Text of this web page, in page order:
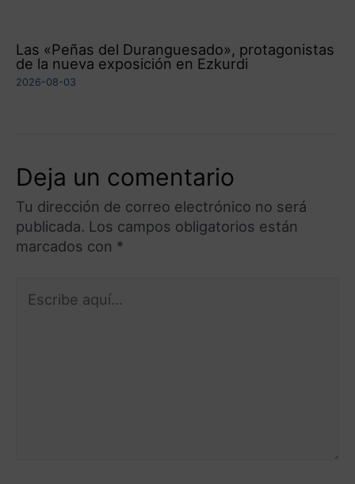
Las «Peñas del Duranguesado», protagonistas
de la nueva exposición en Ezkurdi
2026-08-03
Deja un comentario
Tu dirección de correo electrónico no será
publicada. Los campos obligatorios están
marcados con *